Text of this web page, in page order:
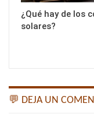
¿Qué hay de los
solares?
💬 DEJA UN